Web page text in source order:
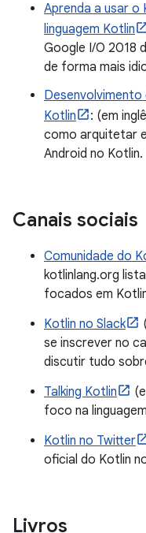
Aprenda a usar
linguagem Kotlin
Google I/O 2018
de forma mais
Kotlin
: (em
como arquitetar
Android no Kotlin.
Canais sociais
Comunidade do
kotlinlang.org
focados em
Kotlin no Slack
se inscrever no
discutir tudo
Talking Kotlin
foco na
Kotlin no Twitter
oficial do Kotlin
Livros